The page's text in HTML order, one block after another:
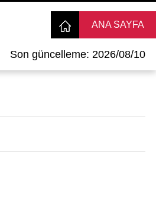
Son güncelleme: 2026/08/10
ANA SAYFA